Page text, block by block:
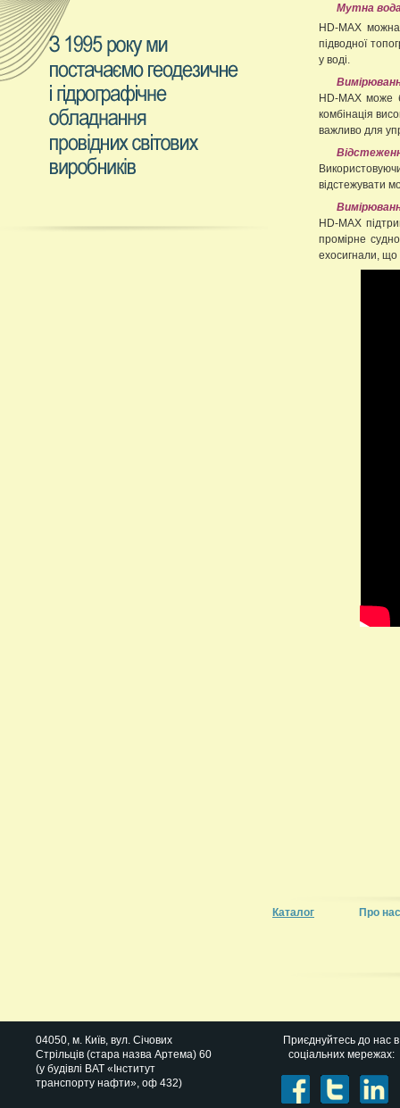
Мутна вода
HD-MAX можна
підводної
у воді.
HD-MAX може
комбінація
важливо для
відстежувати
HD-MAX
промірне
ехосигнали, що
Каталог Про нас
04050, м. Київ, вул. Січових
Стрільців (стара назва Артема) 60
(у будівлі ВАТ «Інститут
транспорту нафти», оф 432)
Приєднуйтесь до нас в
соціальних мережах: